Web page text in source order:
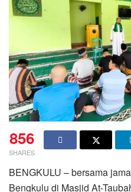
856
SHARES
BENGKULU – bersama
Bengkulu di Masjid At-